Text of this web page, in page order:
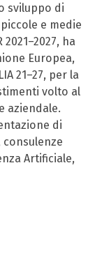
sviluppo di
e medie
ha
Europea,
21–27, per la
volto al
aziendale.
di
Artificiale,